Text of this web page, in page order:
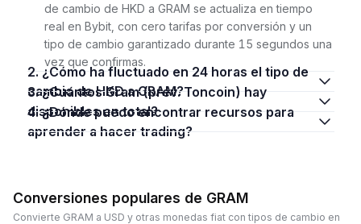
de cambio de HKD a GRAM se actualiza en tiempo
real en Bybit, con cero tarifas por conversión y un
tipo de cambio garantizado durante 15 segundos una
vez que confirmas.
2. ¿Cómo ha fluctuado en 24 horas el tipo de
cambio de HKD a GRAM?
3. ¿Cuántos Gram (prev. Toncoin) hay
disponibles en total?
4. ¿Dónde puedo encontrar recursos para
aprender a hacer trading?
Conversiones populares de GRAM
Convierte GRAM a USD y otras monedas fiat con tipos de cambio en